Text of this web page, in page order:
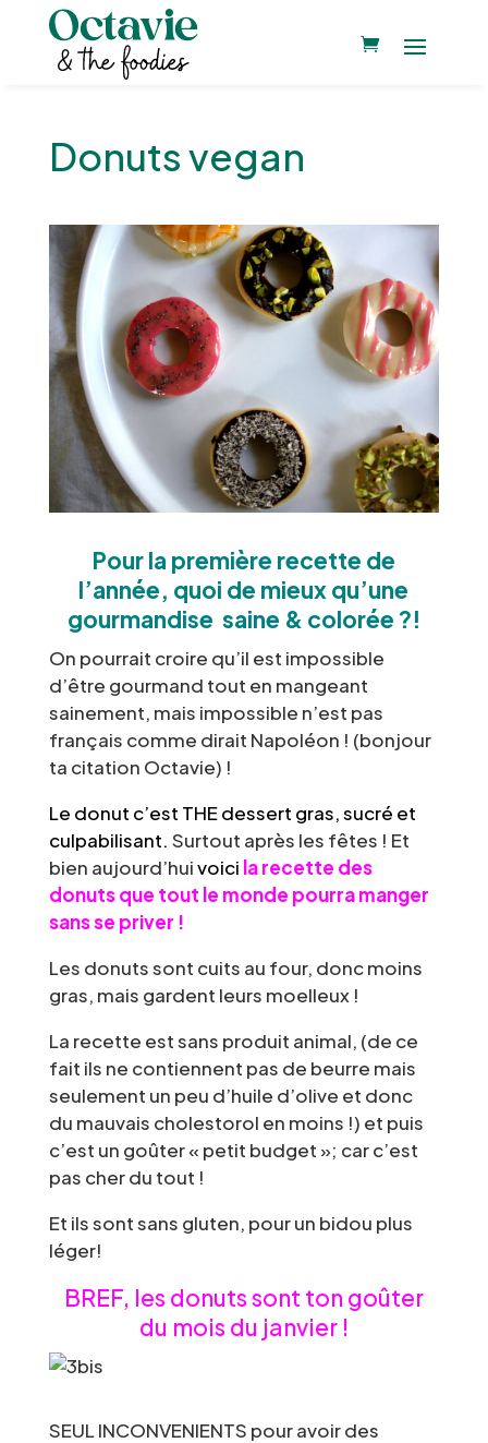
Donuts vegan
Pour la première recette de
l’année, quoi de mieux qu’une
gourmandise saine & colorée ?!
On pourrait croire qu’il est impossible
d’être gourmand tout en mangeant
sainement, mais impossible n’est pas
français comme dirait Napoléon ! (bonjour
ta citation Octavie) !
Le donut c’est THE dessert gras, sucré et
culpabilisant. Surtout après les fêtes ! Et
bien aujourd’huivoici la recette des
donuts que tout le monde pourra manger
sans se priver !
Les donuts sont cuits au four, donc moins
gras, mais gardent leurs moelleux !
La recette est sans produit animal, (de ce
fait ils ne contiennent pas de beurre mais
seulement un peu d’huile d’olive et donc
du mauvais cholestorol en moins !) et puis
c’est un goûter « petit budget »; car c’est
pas cher du tout !
Et ils sont sans gluten, pour un bidou plus
léger!
BREF, les donuts sont ton goûter
du mois du janvier !
SEUL INCONVENIENTS pour avoir des